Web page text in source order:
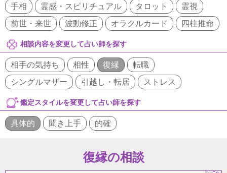
手相
霊感・スピリチュアル タロット
霊視
前世・来世
波動修正 オラクルカード 四柱推命
相談内容を変更して占い師を探す
相手の気持ち 相性 復縁
転職
シングルマザー
引越し・転居 ストレス
鑑定スタイルを変更して占い師を探す
具体的 聞き上手 的確
復縁の相談